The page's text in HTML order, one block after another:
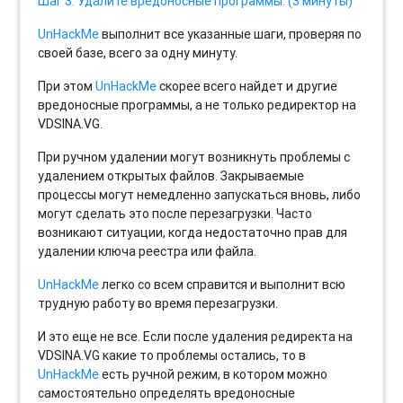
UnHackMeвыполнит все указанные шаги, проверяя по
своей базе, всего за одну минуту.
При этомUnHackMeскорее всего найдет и другие
вредоносные программы, а не только редиректор на
VDSINA.VG.
При ручном удалении могут возникнуть проблемы с
удалением открытых файлов. Закрываемые
процессы могут немедленно запускаться вновь, либо
могут сделать это после перезагрузки. Часто
возникают ситуации, когда недостаточно прав для
удалении ключа реестра или файла.
UnHackMeлегко со всем справится и выполнит всю
трудную работу во время перезагрузки.
И это еще не все. Если после удаления редиректа на
VDSINA.VG какие то проблемы остались, то в
UnHackMeесть ручной режим, в котором можно
самостоятельно определять вредоносные